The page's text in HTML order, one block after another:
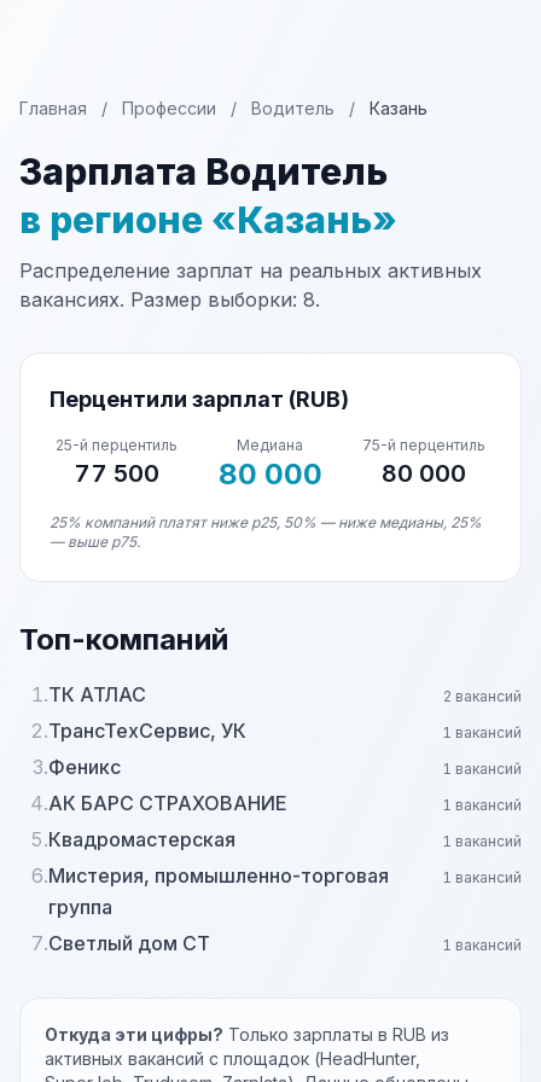
Главная / Профессии / Водитель / Казань
Зарплата Водитель
в регионе «Казань»
Распределение зарплат на реальных активных
вакансиях. Размер выборки: 8.
Перцентили зарплат (RUB)
25-й перцентиль
77 500
Медиана
80 000
75-й перцентиль
80 000
25% компаний платят ниже p25, 50% — ниже медианы, 25%
— выше p75.
Топ-компаний
1.ТК АТЛАС 2 вакансий
2.ТрансТехСервис, УК 1 вакансий
3.Феникс 1 вакансий
4.АК БАРС СТРАХОВАНИЕ 1 вакансий
5.Квадромастерская 1 вакансий
6.Мистерия, промышленно-торговая
группа
1 вакансий
7.Светлый дом СТ 1 вакансий
Откуда эти цифры? Только зарплаты в RUB из
активных вакансий с площадок (HeadHunter,